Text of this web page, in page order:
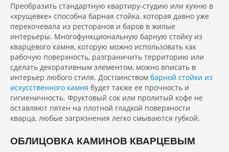
Преобразить стандартную квартиру-студию или кухню в
«хрущевке» способна барная стойка, которая давно уже
перекочевала из ресторанов и баров в жилые
интерьеры. Многофункциональную барную стойку из
кварцевого камня, которую можно использовать как
рабочую поверхность, разграничить территорию или
сделать декоративным элементом, можно вписать в
интерьер любого стиля. Достоинствомбарной стойки из
искусственного камня будет также ее прочность и
гигиеничность. Фруктовый сок или пролитый кофе не
оставляют пятен на плотной гладкой поверхности
кварца, любые загрязнения легко смываются губкой.
ОБЛИЦОВКА КАМИНОВ КВАРЦЕВЫМ